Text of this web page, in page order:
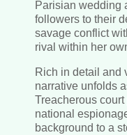
Parisian wedding
followers to their
savage conflict
rival within her
Rich in detail and
narrative unfolds
Treacherous
national
background to a